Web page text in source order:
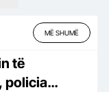
MË SHUMË
të
policia